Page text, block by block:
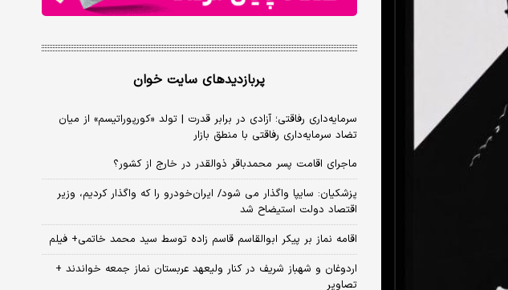
پربازدیدهای سایت خوان
سرمایه‌داری رفاقتی؛ آزادی در برابر قدرت | تولد «کورپوراتیسم» از میان
تضاد سرمایه‌داری رفاقتی با منطق بازار
ماجرای اقامت پسر محمدباقر ذوالقدر در خارج از کشور؟
پزشکیان: سایپا واگذار می شود/ ایران‌خودرو را که واگذار کردیم، وزیر
اقتصاد دولت استیضاح شد
اقامه نماز بر پیکر ابوالقاسم قاسم زاده توسط سید محمد خاتمی+ فیلم
اردوغان و شهباز شریف در کنار ولیعهد عربستان نماز جمعه خواندند +
تصاویر